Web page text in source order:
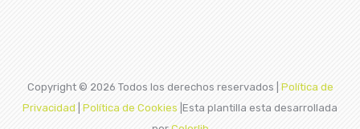
Copyright © 2026 Todos los derechos reservados | Política de
Privacidad
Política de Cookies |Esta plantilla esta desarrollada